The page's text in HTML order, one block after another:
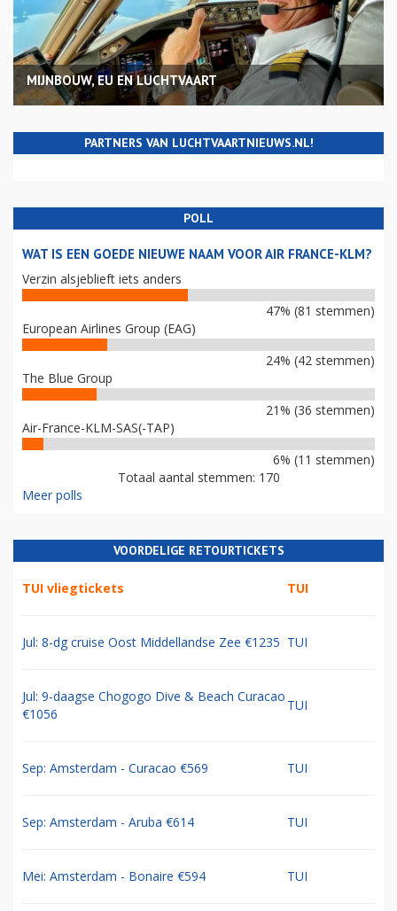
MIJNBOUW, EU EN LUCHTVAART
PARTNERS VAN LUCHTVAARTNIEUWS.NL!
POLL
WAT IS EEN GOEDE NIEUWE NAAM VOOR AIR FRANCE-KLM?
Verzin alsjeblieft iets anders
47% (81 stemmen)
European Airlines Group (EAG)
24% (42 stemmen)
The Blue Group
21% (36 stemmen)
Air-France-KLM-SAS(-TAP)
6% (11 stemmen)
Totaal aantal stemmen: 170
Meer polls
VOORDELIGE RETOURTICKETS
TUI vliegtickets TUI
Jul: 8-dg cruise Oost Middellandse Zee €1235 TUI
Jul: 9-daagse Chogogo Dive & Beach Curacao
€1056
TUI
Sep: Amsterdam - Curacao €569 TUI
Sep: Amsterdam - Aruba €614 TUI
Mei: Amsterdam - Bonaire €594 TUI